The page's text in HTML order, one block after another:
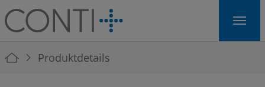
Skip to main navigation
Skip to main content
Skip to page footer
You are here:
Produktdetails